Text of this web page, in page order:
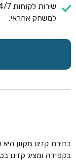
למשחק אחראי.
בקפידה ומציג קזינו